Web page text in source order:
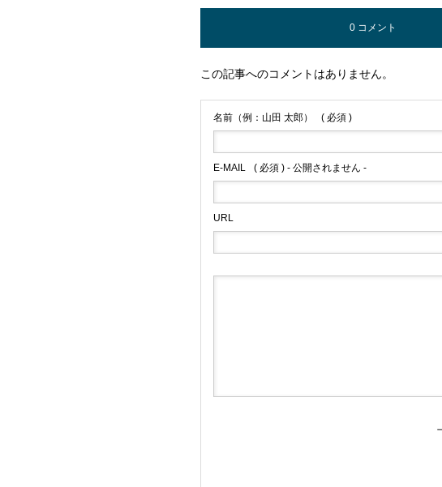
0 コメント
この記事へのコメントはありません。
名前（例：山田 太郎） ( 必須 )
E-MAIL ( 必須 ) - 公開されません -
URL